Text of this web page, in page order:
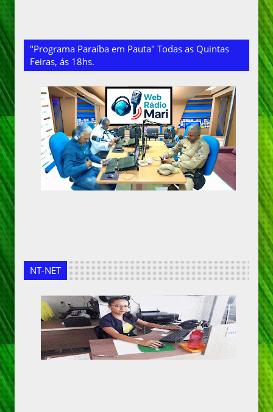
"Programa Paraíba em Pauta" Todas as Quintas
Feiras, ás 18hs.
NT-NET